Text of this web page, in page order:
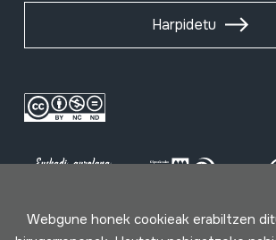
Harpidetu
Webgune honek cookieak erabiltzen